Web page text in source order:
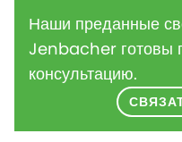
Наши преданные
Jenbacher готовы
консультацию.